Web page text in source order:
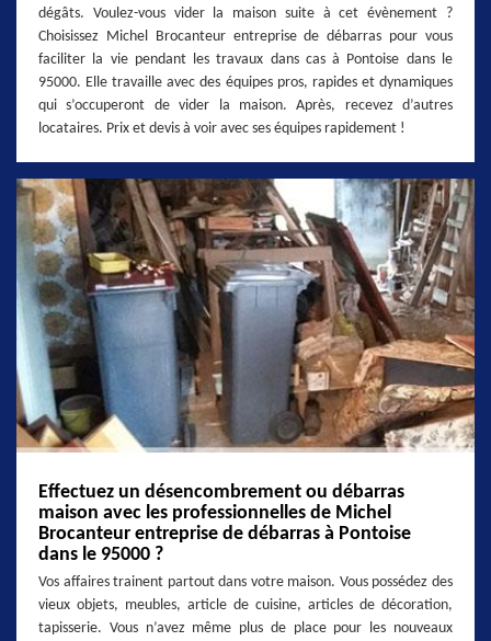
dégâts. Voulez-vous vider la maison suite à cet évènement ?
Choisissez Michel Brocanteur entreprise de débarras pour vous
faciliter la vie pendant les travaux dans cas à Pontoise dans le
95000. Elle travaille avec des équipes pros, rapides et dynamiques
qui s’occuperont de vider la maison. Après, recevez d’autres
locataires. Prix et devis à voir avec ses équipes rapidement !
Effectuez un désencombrement ou débarras
maison avec les professionnelles de Michel
Brocanteur entreprise de débarras à Pontoise
dans le 95000 ?
Vos affaires trainent partout dans votre maison. Vous possédez des
vieux objets, meubles, article de cuisine, articles de décoration,
tapisserie. Vous n’avez même plus de place pour les nouveaux